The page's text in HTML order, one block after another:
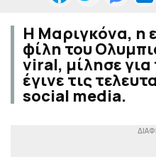
Η Μαριγκόνα, η
φίλη του
viral, μίλησε
έγινε τις
social media.